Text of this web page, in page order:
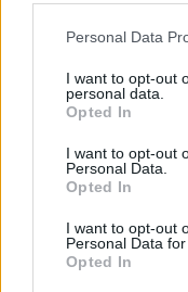
Please note that this
not limited to your
grant or deny
use your data for
consent section.
Personal Data
I want to opt-out
personal data.
Opted In
I want to opt-out
Personal Data.
Opted In
I want to opt-out
Personal Data
Opted In
Vuoi
Puoi
cliccandoqui
Sei già